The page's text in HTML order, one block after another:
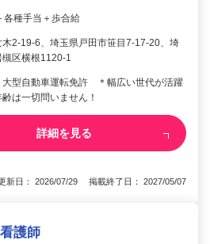
各種手当＋歩合給
2-19-6、埼玉県戸田市笹目7-17-20、埼
区横根1120-1
大型自動車運転免許 ＊幅広い世代が活躍
は一切問いません！
詳細を見る
新日： 2026/07/29 掲載終了日： 2027/05/07
護師